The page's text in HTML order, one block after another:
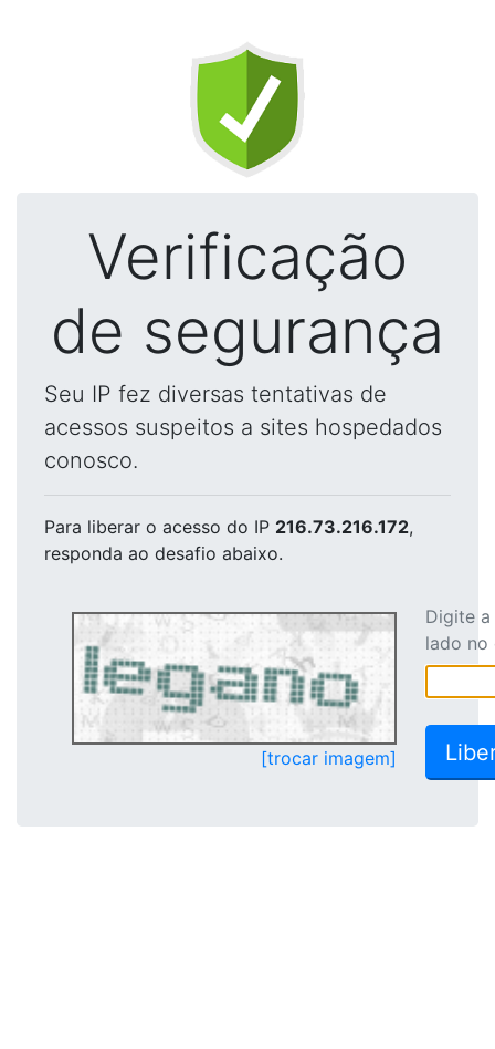
Verificação
de segurança
Seu IP fez diversas tentativas de
acessos suspeitos a sites hospedados
conosco.
Para liberar o acesso do IP 216.73.216.172,
responda ao desafio abaixo.
[trocar imagem]
Digite
lado no